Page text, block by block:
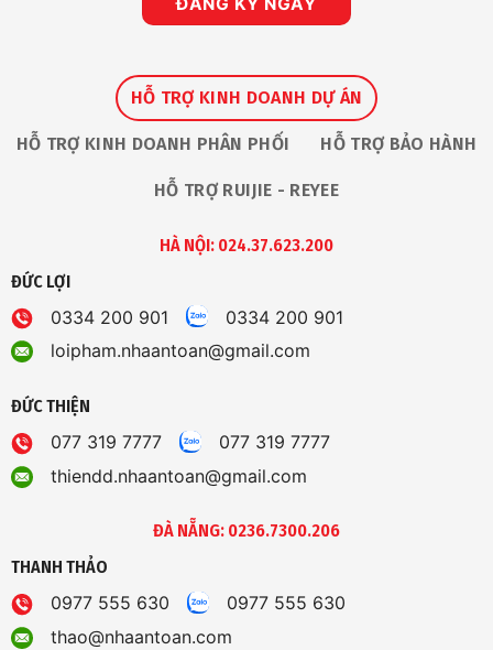
HỖ TRỢ KINH DOANH DỰ ÁN
HỖ TRỢ KINH DOANH PHÂN PHỐI HỖ TRỢ BẢO HÀNH
HỖ TRỢ RUIJIE - REYEE
HÀ NỘI: 024.37.623.200
ĐỨC LỢI
0334 200 901
0334 200 901
loipham.nhaantoan@gmail.com
ĐỨC THIỆN
077 319 7777
077 319 7777
thiendd.nhaantoan@gmail.com
ĐÀ NẴNG: 0236.7300.206
THANH THẢO
0977 555 630
0977 555 630
thao@nhaantoan.com